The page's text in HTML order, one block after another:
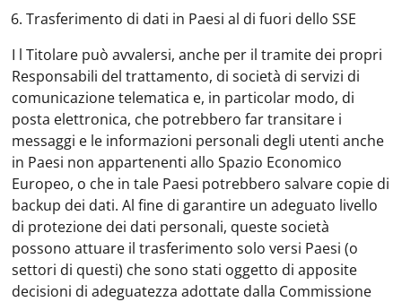
6. Trasferimento di dati in Paesi al di fuori dello SSE
I l Titolare può avvalersi, anche per il tramite dei propri
Responsabili del trattamento, di società di servizi di
comunicazione telematica e, in particolar modo, di
posta elettronica, che potrebbero far transitare i
messaggi e le informazioni personali degli utenti anche
in Paesi non appartenenti allo Spazio Economico
Europeo, o che in tale Paesi potrebbero salvare copie di
backup dei dati. Al fine di garantire un adeguato livello
di protezione dei dati personali, queste società
possono attuare il trasferimento solo versi Paesi (o
settori di questi) che sono stati oggetto di apposite
decisioni di adeguatezza adottate dalla Commissione